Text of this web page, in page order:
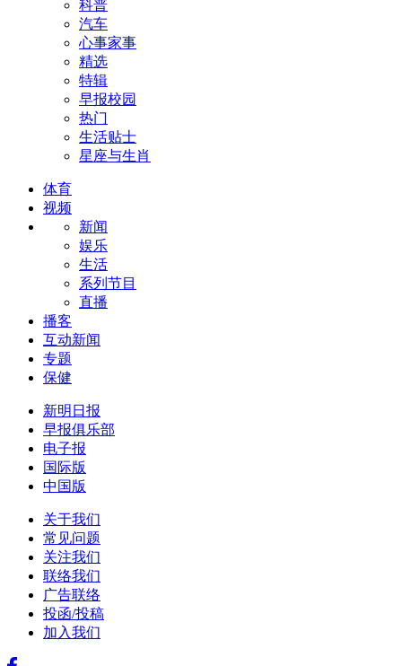
科普
汽车
心事家事
精选
特辑
早报校园
热门
生活贴士
星座与生肖
体育
视频
新闻
娱乐
生活
系列节目
直播
播客
互动新闻
专题
保健
新明日报
早报俱乐部
电子报
国际版
中国版
关于我们
常见问题
关注我们
联络我们
广告联络
投函/投稿
加入我们